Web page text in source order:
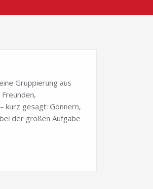
Gruppierung aus
kurz gesagt: Gönnern,
der großen Aufgabe